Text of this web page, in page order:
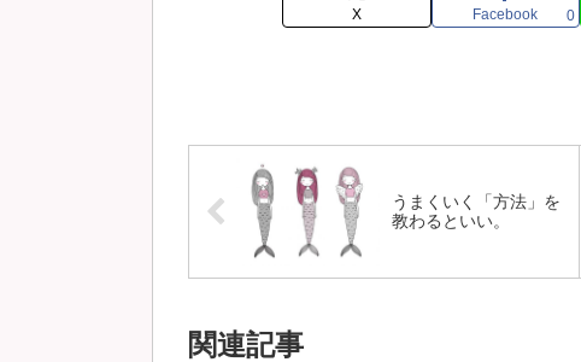
X Facebook 0
うまくいく「方法」を
教わるといい。
関連記事